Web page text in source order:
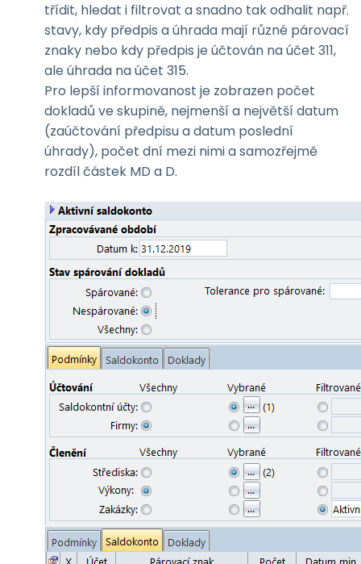
třídit, hledat i filtrovat a snadno tak odhalit např.
stavy, kdy předpis a úhrada mají různé párovací
znaky nebo kdy předpis je účtován na účet 311,
ale úhrada na účet 315.
Pro lepší informovanost je zobrazen počet
dokladů ve skupině, nejmenší a největší datum
(zaúčtování předpisu a datum poslední
úhrady), počet dní mezi nimi a samozřejmě
rozdíl částek MD a D.